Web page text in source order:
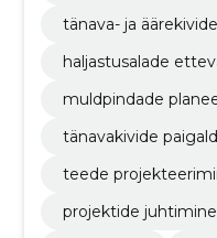
tänava- ja
haljastusalade
muldpindade
tänavakivide
teede
projektide juhtimine